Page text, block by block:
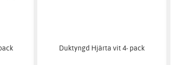
Duktyngd Hjärta vit 4- pack